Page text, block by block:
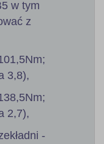
w tym
z
3,8),
2,7),
-